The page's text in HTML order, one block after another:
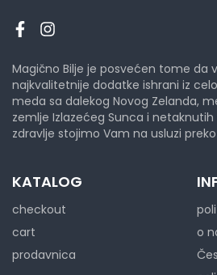
Magično Bilje je posvećen tome da
najkvalitetnije dodatke ishrani iz
meda sa dalekog Novog Zelanda,
zemlje Izlazećeg Sunca i netaknutih
zdravlje stojimo Vam na usluzi preko
KATALOG
checkout
cart
prodavnica
o